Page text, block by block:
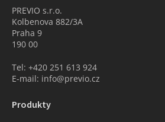
PREVIO s.r.o.
Kolbenova 882/3A
Praha 9
190 00
Tel: +420 251 613 924
E-mail: info@previo.cz
Produkty